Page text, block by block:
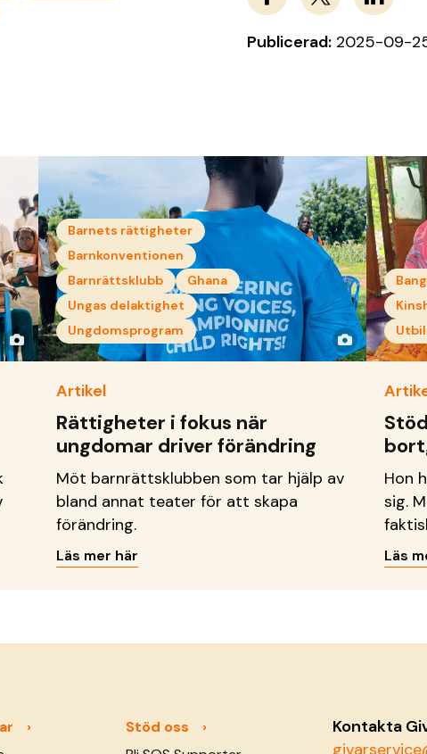
Publicerad: 2025-09-
Barnets rättigheter
Barnkonventionen
Barnrättsklubb
Ghana
Ungas delaktighet
Ungdomsprogram
Artikel
Rättigheter i fokus när
ungdomar driver förändring
Möt barnrättsklubben som tar hjälp av
bland annat teater för att skapa
förändring.
Läs mer här
Hon
sig.
olika
Läs
Stöd oss
Kontakta